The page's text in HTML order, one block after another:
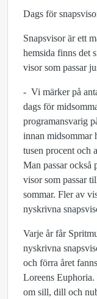
Dags för
Snapsvisor är ett
hemsida finns det
visor som passar
- Vi märker på
dags för
programansvarig
innan midsommar
tusen procent och
Man passar också
visor som passar
sommar. Fler av
nyskrivna
Varje år får
nyskrivna
och förra året
Loreens
om sill, dill och